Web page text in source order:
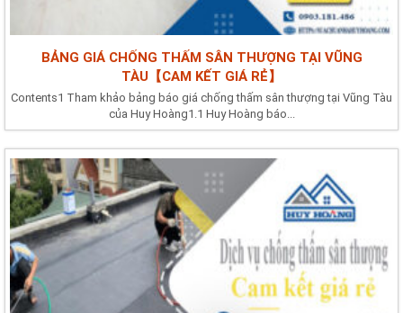
BẢNG GIÁ CHỐNG THẤM SÂN THƯỢNG TẠI VŨNG
TÀU【CAM KẾT GIÁ RẺ】
Contents1 Tham khảo bảng báo giá chống thấm sân thượng tại Vũng Tàu
của Huy Hoàng1.1 Huy Hoàng báo...